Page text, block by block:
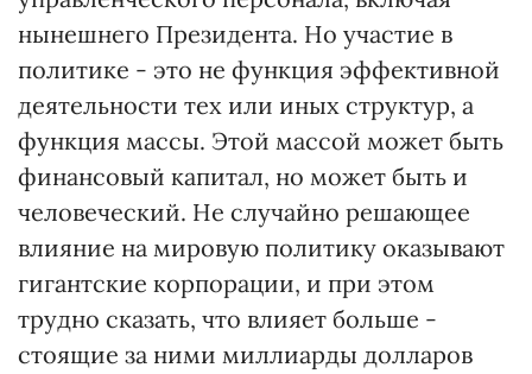
нынешнего Президента. Но участие в
политике - это не функция эффективной
деятельности тех или иных структур, а
функция массы. Этой массой может быть
финансовый капитал, но может быть и
человеческий. Не случайно решающее
влияние на мировую политику оказывают
гигантские корпорации, и при этом
трудно сказать, что влияет больше -
стоящие за ними миллиарды долларов